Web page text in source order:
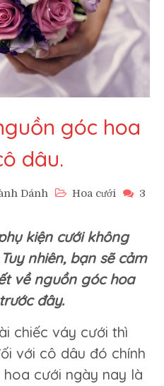
góc hoa
dâu.
Dánh Hoa cưới
3
kiện cưới không
nhiên, bạn sẽ cảm
về nguồn góc hoa
đây.
chiếc váy cưới thì
với cô dâu đó chính
cưới ngày nay là